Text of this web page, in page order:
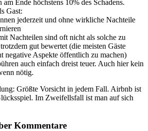
Ende höchstens 10% des Schadens.
Gast:
jederzeit und ohne wirkliche Nachteile
Nachteilen sind oft nicht als solche zu
gut bewertet (die meisten Gäste
negative Aspekte öffentlich zu machen)
auch einfach dreist teuer. Auch hier kein
nötig.
Größte Vorsicht in jedem Fall. Airbnb ist
Im Zweifellsfall ist man auf sich
Kommentare